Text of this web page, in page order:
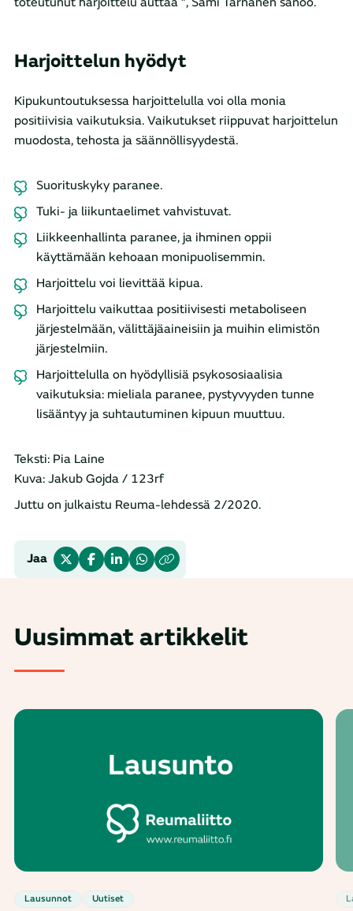
Harjoittelun hyödyt
Kipukuntoutuksessa harjoittelulla voi olla monia
positiivisia vaikutuksia. Vaikutukset riippuvat harjoittelun
muodosta, tehosta ja säännöllisyydestä.
Suorituskyky paranee.
Tuki- ja liikuntaelimet vahvistuvat.
Liikkeenhallinta paranee, ja ihminen oppii
käyttämään kehoaan monipuolisemmin.
Harjoittelu voi lievittää kipua.
Harjoittelu vaikuttaa positiivisesti metaboliseen
järjestelmään, välittäjäaineisiin ja muihin elimistön
järjestelmiin.
Harjoittelulla on hyödyllisiä psykososiaalisia
vaikutuksia: mieliala paranee, pystyvyyden tunne
lisääntyy ja suhtautuminen kipuun muuttuu.
Teksti: Pia Laine
Kuva: Jakub Gojda / 123rf
Juttu on julkaistu Reuma-lehdessä 2/2020.
Jaa
Uusimmat artikkelit
Lausunnot Uutiset